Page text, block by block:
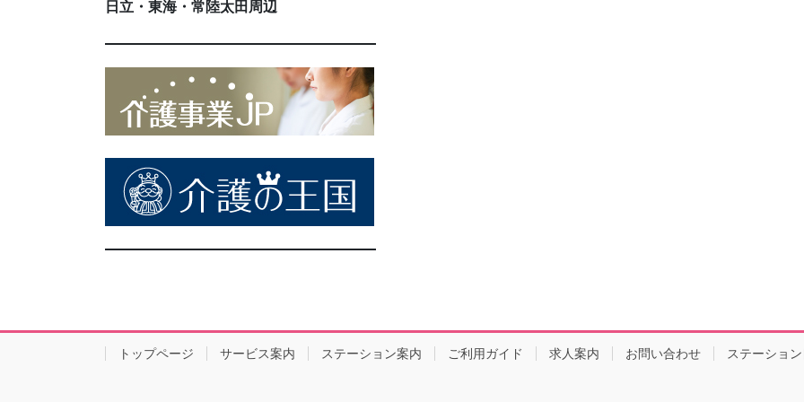
日立・東海・常陸太田周辺
トップページ サービス案内 ステーション案内 ご利用ガイド 求人案内 お問い合わせ ステーショ